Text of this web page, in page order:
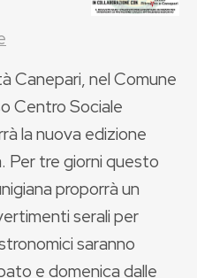
Canepari, nel Comune
Centro Sociale
la nuova edizione
Per tre giorni questo
proporrà un
serali per
saranno
e domenica dalle